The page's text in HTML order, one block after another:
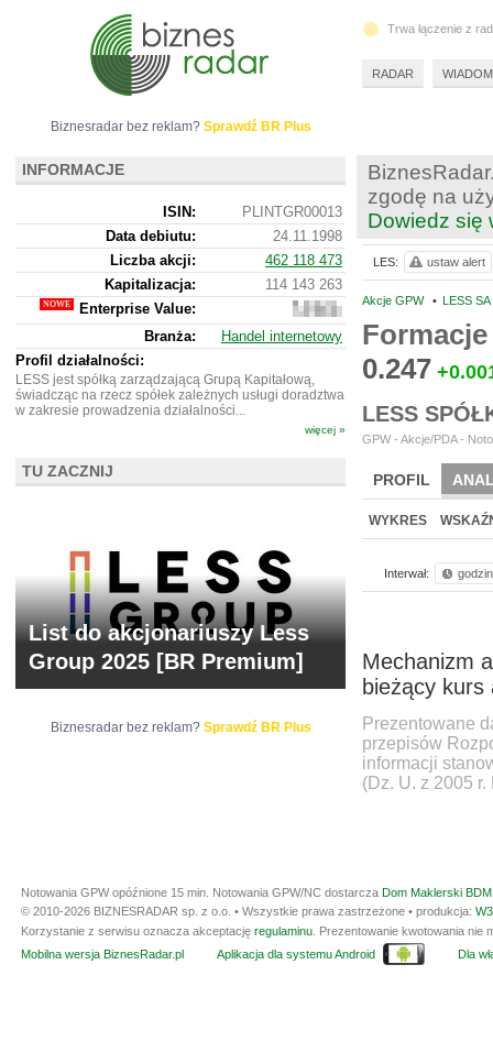
zgodę na
Dowiedz się
Akcje GPW • LESS
0.247
LESS
GPW - Akcje/PDA -
PROFIL
BR LAB
WYKRES
Interwał:
Mechanizm
bieżący
Prezentowane
przepisów
informacji
(Dz. U. z 2005
LES: ustaw alert
Biznesradar bez reklam? Sprawdź BR Plus
INFORMACJE
ISIN:
PLINTGR00013
Data debiutu:
24.11.1998
Liczba akcji:
462 118 473
Kapitalizacja:
114 143 263
Enterprise Value:
112
161
263
Branża:
Handel internetowy
Profil działalności:
LESS jest spółką zarządzającą Grupą Kapitałową,
świadcząc na rzecz spółek zależnych usługi doradztwa
w zakresie prowadzenia działalności...
więcej »
TU ZACZNIJ
List do akcjonariuszy Less
Group 2025 [BR Premium]
Biznesradar bez reklam? Sprawdź BR Plus
Trwa łączenie z
RADAR
Notowania GPW opóźnione 15 min. Notowania GPW/NC dostarcza Dom Maklerski
© 2010-2026 BIZNESRADAR sp. z o.o. • Wszystkie prawa zastrzeżone • produkcja:
Korzystanie z serwisu oznacza akceptację regulaminu . Prezentowanie kwotowania
Mobilna wersja BiznesRadar.pl
Aplikacja dla systemu Android Dla